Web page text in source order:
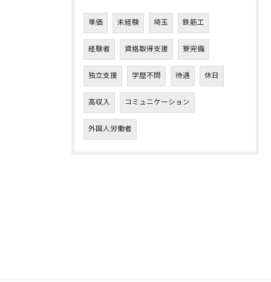
単価 未経験 埼玉 鉄筋工
経験者 資格取得支援 寮完備
独立支援 学歴不問 待遇 休日
高収入 コミュニケーション
外国人労働者